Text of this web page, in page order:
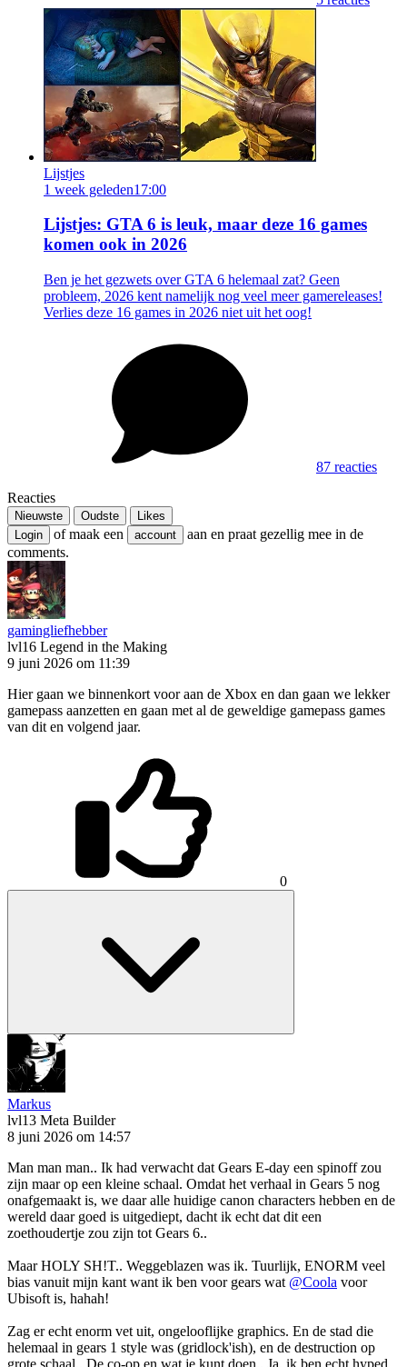
Lijstjes
1 week geleden17:00
Lijstjes: GTA 6 is leuk, maar deze 16 games
komen ook in 2026
Ben je het gezwets over GTA 6 helemaal zat? Geen
probleem, 2026 kent namelijk nog veel meer gamereleases!
Verlies deze 16 games in 2026 niet uit het oog!
87 reacties
Reacties
Nieuwste Oudste
Likes
Login
of maak een account
aan en praat gezellig mee in de
comments.
gamingliefhebber
lvl16 Legend in the Making
9 juni 2026 om 11:39
Hier gaan we binnenkort voor aan de Xbox en dan gaan we lekker
gamepass aanzetten en gaan met al de geweldige gamepass games
van dit en volgend jaar.
0
Markus
lvl13 Meta Builder
8 juni 2026 om 14:57
Man man man.. Ik had verwacht dat Gears E-day een spinoff zou
zijn maar op een kleine schaal. Omdat het verhaal in Gears 5 nog
onafgemaakt is, we daar alle huidige canon characters hebben en de
wereld daar goed is uitgediept, dacht ik echt dat dit een
zoethoudertje zou zijn tot Gears 6..
Maar HOLY SH!T.. Weggeblazen was ik. Tuurlijk, ENORM veel
bias vanuit mijn kant want ik ben voor gears wat @Coola voor
Ubisoft is, hahah!
Zag er echt enorm vet uit, ongelooflijke graphics. En de stad die
helemaal in gears 1 style was (gridlock'ish), en de destruction op
grote schaal.. De co-op en wat je kunt doen.. Ja, ik ben echt hyped